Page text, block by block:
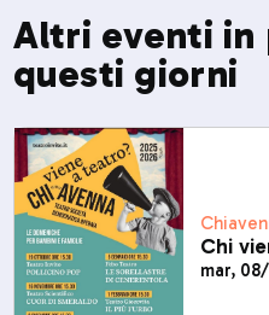
Altri eventi in
questi giorni
Chi
mar,